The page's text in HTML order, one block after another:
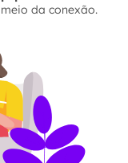
da conexão.